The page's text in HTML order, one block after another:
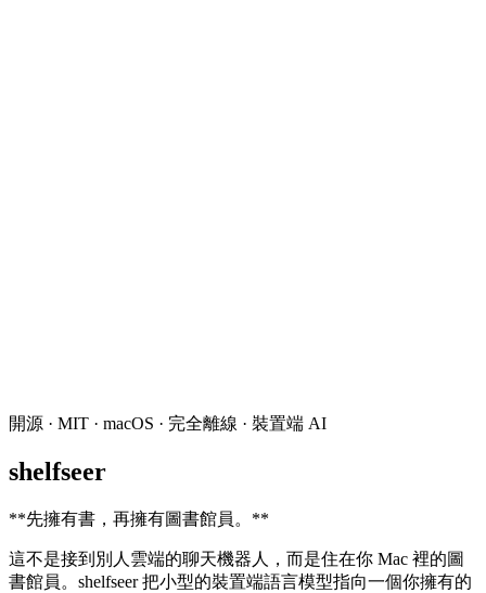
開源 · MIT · macOS · 完全離線 · 裝置端 AI
shelfseer
**先擁有書，再擁有圖書館員。 **
這不是接到別人雲端的聊天機器人，而是住在你 Mac 裡的圖
書館員。shelfseer 把小型的裝置端語言模型指向一個你擁有的